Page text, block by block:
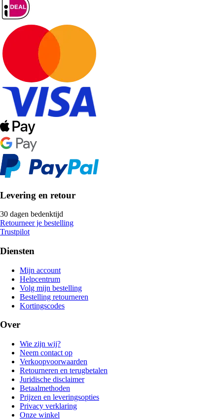
Levering en retour
30 dagen bedenktijd
Retourneer je bestelling
Trustpilot
Diensten
Mijn account
Helpcentrum
Volg mijn bestelling
Bestelling retourneren
Kortingscodes
Over
Wie zijn wij?
Neem contact op
Verkoopvoorwaarden
Retourneren en terugbetalen
Juridische disclaimer
Betaalmethoden
Prijzen en leveringsopties
Privacy verklaring
Onze winkel